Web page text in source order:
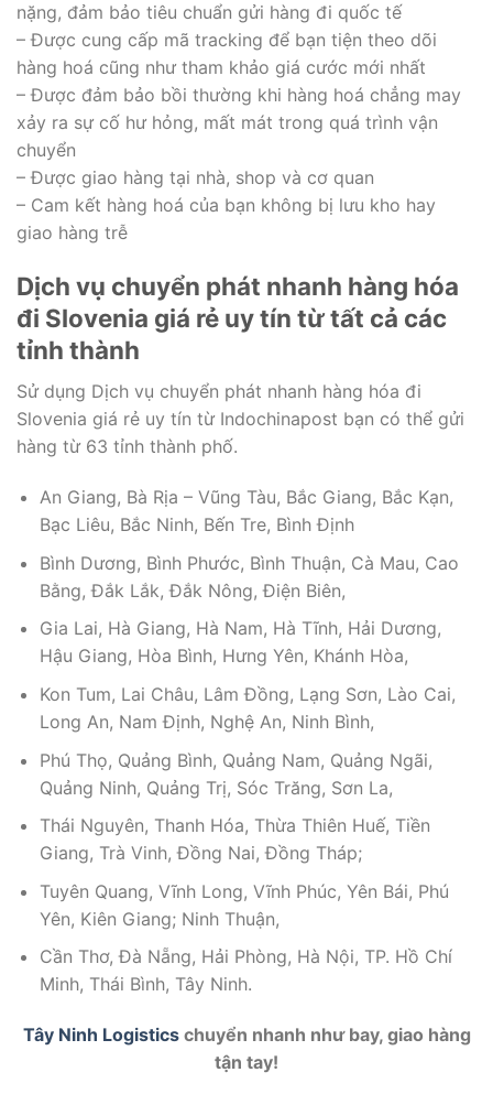
nặng, đảm bảo tiêu chuẩn gửi hàng đi quốc tế
– Được cung cấp mã tracking để bạn tiện theo dõi
hàng hoá cũng như tham khảo giá cước mới nhất
– Được đảm bảo bồi thường khi hàng hoá chẳng may
xảy ra sự cố hư hỏng, mất mát trong quá trình vận
chuyển
– Được giao hàng tại nhà, shop và cơ quan
– Cam kết hàng hoá của bạn không bị lưu kho hay
giao hàng trễ
Dịch vụ chuyển phát nhanh hàng hóa
đi Slovenia giá rẻ uy tín từ tất cả các
tỉnh thành
Sử dụng Dịch vụ chuyển phát nhanh hàng hóa đi
Slovenia giá rẻ uy tín từ Indochinapost bạn có thể gửi
hàng từ 63 tỉnh thành phố.
An Giang, Bà Rịa – Vũng Tàu, Bắc Giang, Bắc Kạn,
Bạc Liêu, Bắc Ninh, Bến Tre, Bình Định
Bình Dương, Bình Phước, Bình Thuận, Cà Mau, Cao
Bằng, Đắk Lắk, Đắk Nông, Điện Biên,
Gia Lai, Hà Giang, Hà Nam, Hà Tĩnh, Hải Dương,
Hậu Giang, Hòa Bình, Hưng Yên, Khánh Hòa,
Kon Tum, Lai Châu, Lâm Đồng, Lạng Sơn, Lào Cai,
Long An, Nam Định, Nghệ An, Ninh Bình,
Phú Thọ, Quảng Bình, Quảng Nam, Quảng Ngãi,
Quảng Ninh, Quảng Trị, Sóc Trăng, Sơn La,
Thái Nguyên, Thanh Hóa, Thừa Thiên Huế, Tiền
Giang, Trà Vinh, Đồng Nai, Đồng Tháp;
Tuyên Quang, Vĩnh Long, Vĩnh Phúc, Yên Bái, Phú
Yên, Kiên Giang; Ninh Thuận,
Cần Thơ, Đà Nẵng, Hải Phòng, Hà Nội, TP. Hồ Chí
Minh, Thái Bình, Tây Ninh.
Tây Ninh Logisticschuyển nhanh như bay, giao hàng
tận tay!